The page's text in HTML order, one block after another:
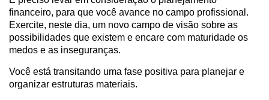
financeiro, para que você avance no campo profissional.
Exercite, neste dia, um novo campo de visão sobre as
possibilidades que existem e encare com maturidade os
medos e as inseguranças.
Você está transitando uma fase positiva para planejar e
organizar estruturas materiais.